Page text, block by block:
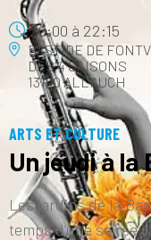
20:00 à 22:15
BASTIDE DE
DES 4 SAISONS
13190 ALLAUCH
ARTS ET CULTURE
Un jeudi à la
Les jardins de la
temps d’une soirée